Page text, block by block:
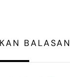
BALASAN